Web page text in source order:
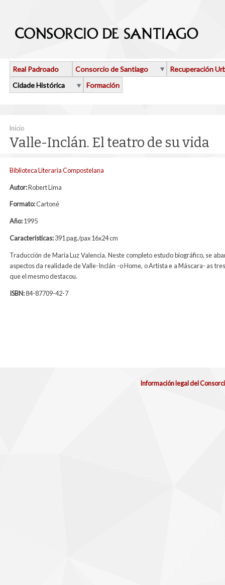
Real Padroado Consorcio de Santiago
Recuperación
Cidade Histórica
Formación
Vostede está aquí
Inicio
Valle-Inclán. El teatro de su vida
Biblioteca Literaria Compostelana
Autor:Robert Lima
Formato:Cartoné
Año:1995
Características:391 pag./pax 16x24 cm
Traducción de María Luz Valencia. Neste completo estudo biográfico, se
aspectos da realidade de Valle-Inclán -o Home, o Artista e a Máscara- as
que el mesmo destacou.
ISBN:84-87709-42-7
Información legal del